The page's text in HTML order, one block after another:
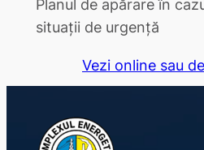
Planul de apărare în
situații de urgență
Vezi online sau